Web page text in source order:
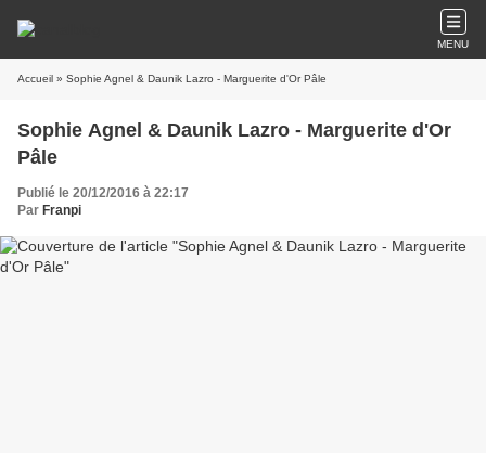
MENU
Accueil » Sophie Agnel & Daunik Lazro - Marguerite d'Or Pâle
Sophie Agnel & Daunik Lazro - Marguerite d'Or
Pâle
Publié le 20/12/2016 à 22:17
Par Franpi